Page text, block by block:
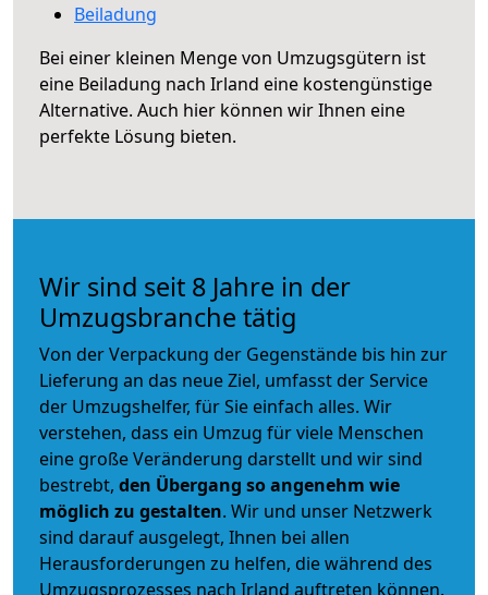
Beiladung
Bei einer kleinen Menge von Umzugsgütern ist
eine Beiladung nach Irland eine kostengünstige
Alternative. Auch hier können wir Ihnen eine
perfekte Lösung bieten.
Wir sind seit 8 Jahre in der
Umzugsbranche tätig
Von der Verpackung der Gegenstände bis hin zur
Lieferung an das neue Ziel, umfasst der Service
der Umzugshelfer, für Sie einfach alles. Wir
verstehen, dass ein Umzug für viele Menschen
eine große Veränderung darstellt und wir sind
bestrebt, den Übergang so angenehm wie
möglich zu gestalten. Wir und unser Netzwerk
sind darauf ausgelegt, Ihnen bei allen
Herausforderungen zu helfen, die während des
Umzugsprozesses nach Irland auftreten können.